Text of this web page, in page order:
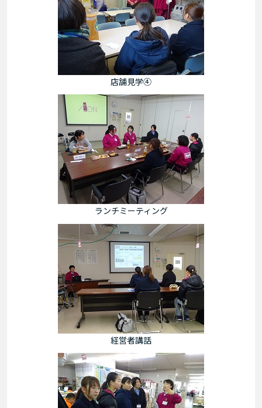
店舗見学④
ランチミーティング
経営者講話